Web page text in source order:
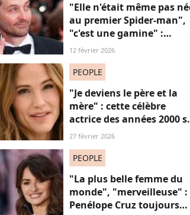
"Elle n'était même pas
au premier Spider-man",
"c'est une gamine" :
l'apparition de cet acteur
ans de moins que lui
12 février 2026
PEOPLE
"Je deviens le père et la
mère" : cette célèbre
actrice des années 2000
confie sur sa vie de parent
27 février 2026
PEOPLE
"La plus belle femme du
monde", "merveilleuse" :
Penélope Cruz toujours